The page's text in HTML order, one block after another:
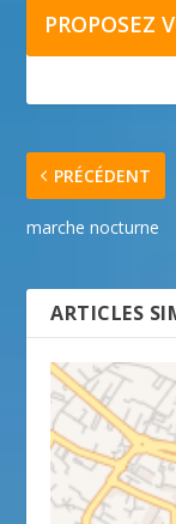
PROPOSEZ
PRÉCÉDENT
marche nocturne
ARTICLES